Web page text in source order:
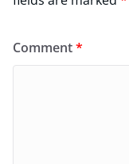
Comment*